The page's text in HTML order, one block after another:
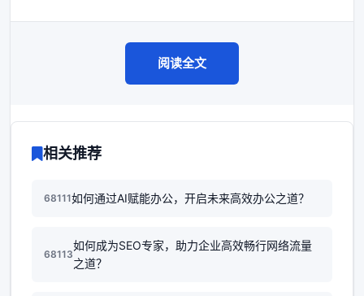
阅读全文
相关推荐
68111如何通过AI赋能办公，开启未来高效办公之道？
68113
如何成为SEO专家，助力企业高效畅行网络流量
之道？